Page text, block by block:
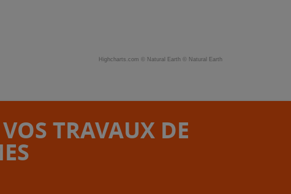
Highcharts.com © Natural Earth © Natural Earth
TRAVAUX DE